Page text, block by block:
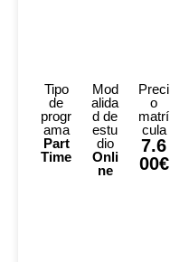
Tipo
de
progr
ama
Part
Time
Mod
alida
d de
estu
dio
Onli
ne
Preci
o
matrí
cula
7.6
00€